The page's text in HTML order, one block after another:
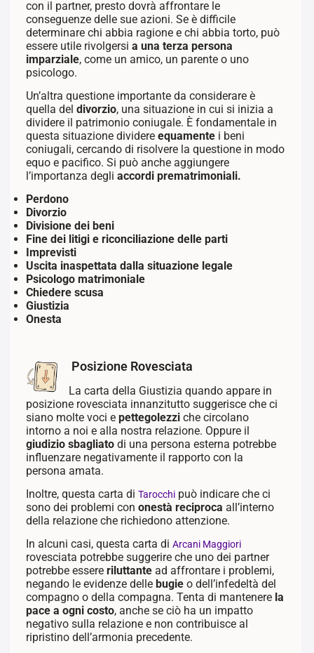
con il partner, presto dovrà affrontare le
conseguenze delle sue azioni. Se è difficile
determinare chi abbia ragione e chi abbia torto, può
essere utile rivolgersi a una terza persona
imparziale, come un amico, un parente o uno
psicologo.
Un’altra questione importante da considerare è
quella del divorzio, una situazione in cui si inizia a
dividere il patrimonio coniugale. È fondamentale in
questa situazione dividere equamentei beni
coniugali, cercando di risolvere la questione in modo
equo e pacifico. Si può anche aggiungere
l’importanza degli accordi prematrimoniali.
Perdono
Divorzio
Divisione dei beni
Fine dei litigi e riconciliazione delle parti
Imprevisti
Uscita inaspettata dalla situazione legale
Psicologo matrimoniale
Chiedere scusa
Giustizia
Onesta
Posizione Rovesciata
La carta della Giustizia quando appare in
posizione rovesciata innanzitutto suggerisce che ci
siano molte voci e pettegolezziche circolano
intorno a noi e alla nostra relazione. Oppure il
giudizio sbagliatodi una persona esterna potrebbe
influenzare negativamente il rapporto con la
persona amata.
Inoltre, questa carta di Tarocchipuò indicare che ci
sono dei problemi con onestà reciproca all’interno
della relazione che richiedono attenzione.
In alcuni casi, questa carta di Arcani Maggiori
rovesciata potrebbe suggerire che uno dei partner
potrebbe essere riluttantead affrontare i problemi,
negando le evidenze delle bugieo dell’infedeltà del
compagno o della compagna. Tenta di mantenerela
pace a ogni costo, anche se ciò ha un impatto
negativo sulla relazione e non contribuisce al
ripristino dell’armonia precedente.